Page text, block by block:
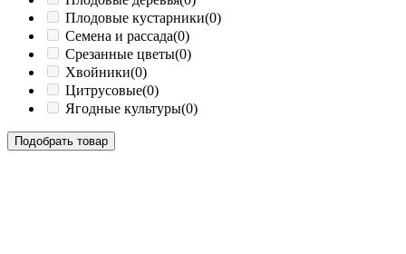
Плодовые кустарники(0)
Семена и рассада(0)
Срезанные цветы(0)
Хвойники(0)
Цитрусовые(0)
Ягодные культуры(0)
Подобрать товар